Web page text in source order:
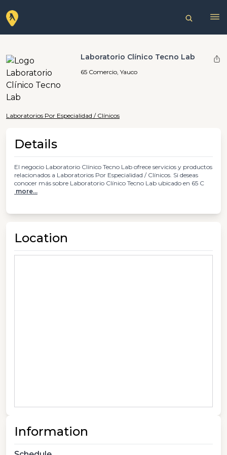
Laboratorio Clínico Tecno Lab
65 Comercio, Yauco
Laboratorios Por Especialidad / Clínicos
Details
El negocio Laboratorio Clínico Tecno Lab ofrece servicios y productos
relacionados a Laboratorios Por Especialidad / Clínicos. Si deseas
conocer más sobre Laboratorio Clínico Tecno Lab ubicado en 65 C
more...
Location
Information